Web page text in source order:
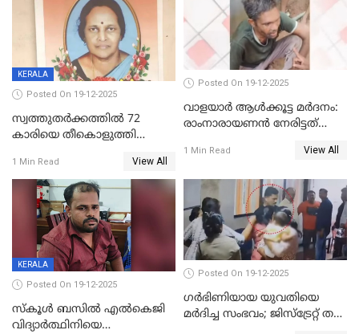
KERALA
Posted On 19-12-2025
സ്വത്തുതര്‍ക്കത്തില്‍ 72
കാരിയെ തീകൊളുത്തി
ക്രൂരകൊലപാതകത്തില്‍
സഹോദരിപുത്രന് ജീവപര്യന്തം
1 Min Read View All
Posted On 19-12-2025
വാളയാർ ആൾക്കൂട്ട മർദനം:
രാംനാരായണൻ നേരിട്ടത്
നാൽപ്പതിലേറെ
റിപ്പോർട്ട്
1 Min Read View All
KERALA
Posted On 19-12-2025
സ്കൂൾ ബസിൽ എൽകെജി
വിദ്യാര്‍ത്ഥിനിയെ
Posted On 19-12-2025
ഗര്‍ഭിണിയായ യുവതിയെ
മര്‍ദിച്ച സംഭവം; ജിസ്‌ട്രേറ്റ് തല